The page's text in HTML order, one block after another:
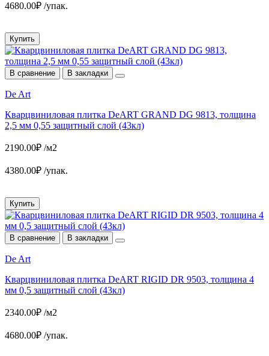
4680.00₽ /упак.
Купить
В сравнение В закладки
De Art
Кварцвиниловая плитка DeART GRAND DG 9813, толщина
2,5 мм 0,55 защитный слой (43кл)
2190.00₽ /м2
4380.00₽ /упак.
Купить
В сравнение В закладки
De Art
Кварцвиниловая плитка DeART RIGID DR 9503, толщина 4
мм 0,5 защитный слой (43кл)
2340.00₽ /м2
4680.00₽ /упак.